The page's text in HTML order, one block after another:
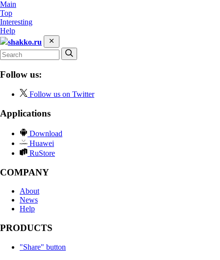
Main
Top
Interesting
Help
shakko.ru
Follow us:
Follow us on Twitter
Applications
Download
Huawei
RuStore
COMPANY
About
News
Help
PRODUCTS
"Share" button